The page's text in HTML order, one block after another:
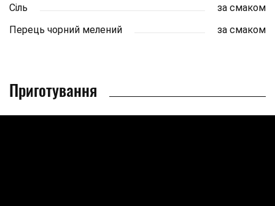
Сіль
за смаком
Перець чорний мелений
за смаком
Приготування